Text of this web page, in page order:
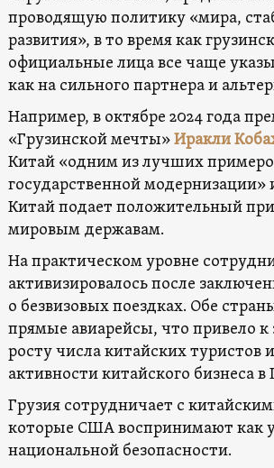
проводящую политику «мира,
развития», в то время как
официальные лица все чаще
как на сильного партнера и
Например, в октябре 2024 года
«Грузинской мечты»Иракли
Китай «одним из лучших
государственной модернизации»
Китай подает положительный
мировым державам.
На практическом уровне
активизировалось после
о безвизовых поездках. Обе
прямые авиарейсы, что привело
росту числа китайских
активности китайского бизнеса в
Грузия сотрудничает с
которые США воспринимают как
национальной безопасности.